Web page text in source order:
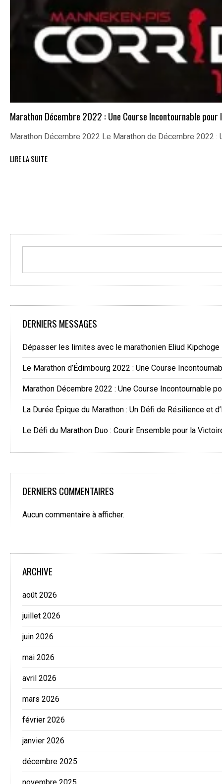
Marathon Décembre 2022 : Une Course Incontournable pour
Marathon Décembre 2022 Le Marathon de Décembre 2022
LIRE LA SUITE
DERNIERS MESSAGES
Dépasser les limites avec le marathonien Eliud Kipchoge
Le Marathon d’Édimbourg 2022 : Une Course
Marathon Décembre 2022 : Une Course Incontournable
La Durée Épique du Marathon : Un Défi de Résilience et
Le Défi du Marathon Duo : Courir Ensemble pour la
DERNIERS COMMENTAIRES
Aucun commentaire à afficher.
ARCHIVE
août 2026
juillet 2026
juin 2026
mai 2026
avril 2026
mars 2026
février 2026
janvier 2026
décembre 2025